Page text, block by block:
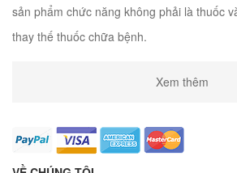
sản phẩm chức năng không phải là thuốc
thay thế thuốc chữa bệnh.
Xem thêm